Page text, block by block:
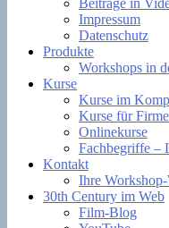
Beiträge in
Impressum
Datenschutz
Produkte
Workshops in
Kurse
Kurse im
Kurse für
Onlinekurse
Fachbegriffe –
Kontakt
Ihre
30th Century im Web
Film-Blog